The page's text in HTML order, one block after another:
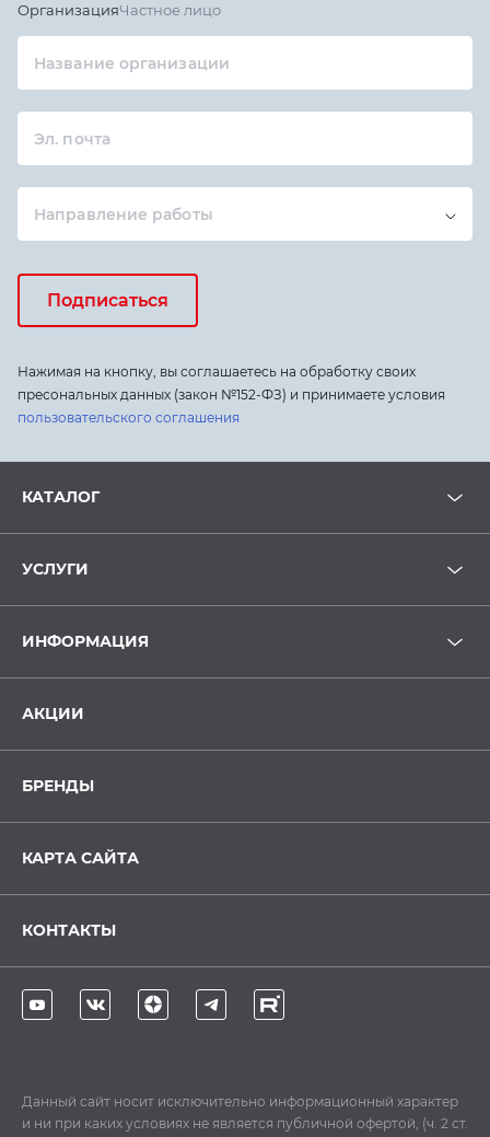
ОрганизацияЧастное лицо
Название организации
Эл. почта
Направление работы
Подписаться
Нажимая на кнопку, вы соглашаетесь на обработку своих
пресональных данных (закон №152-ФЗ) и принимаете условия
пользовательского соглашения
КАТАЛОГ
УСЛУГИ
ИНФОРМАЦИЯ
АКЦИИ
БРЕНДЫ
КАРТА САЙТА
КОНТАКТЫ
Данный сайт носит исключительно информационный характер
и ни при каких условиях не является публичной офертой, (ч. 2 ст.